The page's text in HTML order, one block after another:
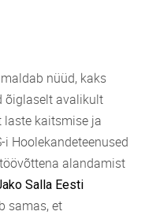
nüüd, kaks
õiglaselt avalikult
laste kaitsmise ja
Hoolekandeteenused
alandamist
Salla Eesti
samas, et